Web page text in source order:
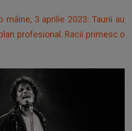
mâine, 3 aprilie 2023: Taurii au
profesional. Racii primesc o